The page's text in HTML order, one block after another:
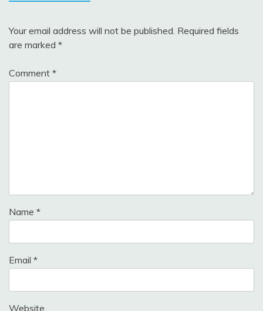
Your email address will not be published. Required fields
are marked *
Comment *
Name *
Email *
Website